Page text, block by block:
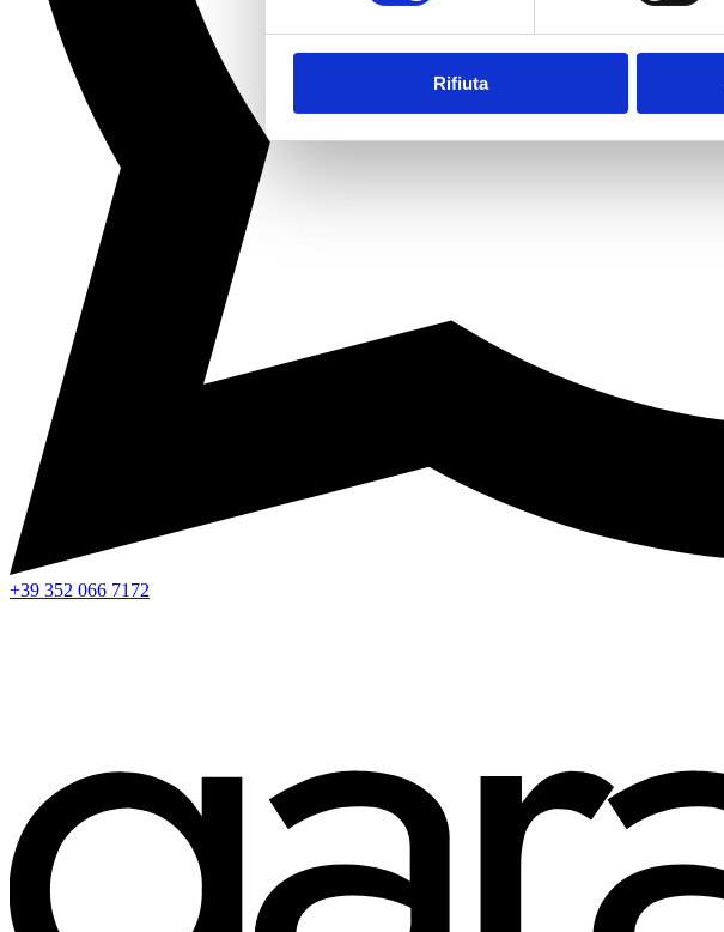
Rifiuta
+39 352 066 7172